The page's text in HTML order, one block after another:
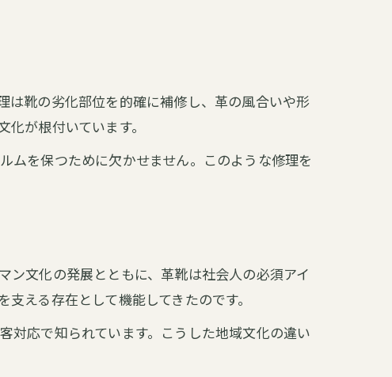
は靴の劣化部位を的確に補修し、革の風合いや形
が根付いています。
ムを保つために欠かせません。このような修理を
文化の発展とともに、革靴は社会人の必須アイ
える存在として機能してきたのです。
対応で知られています。こうした地域文化の違い